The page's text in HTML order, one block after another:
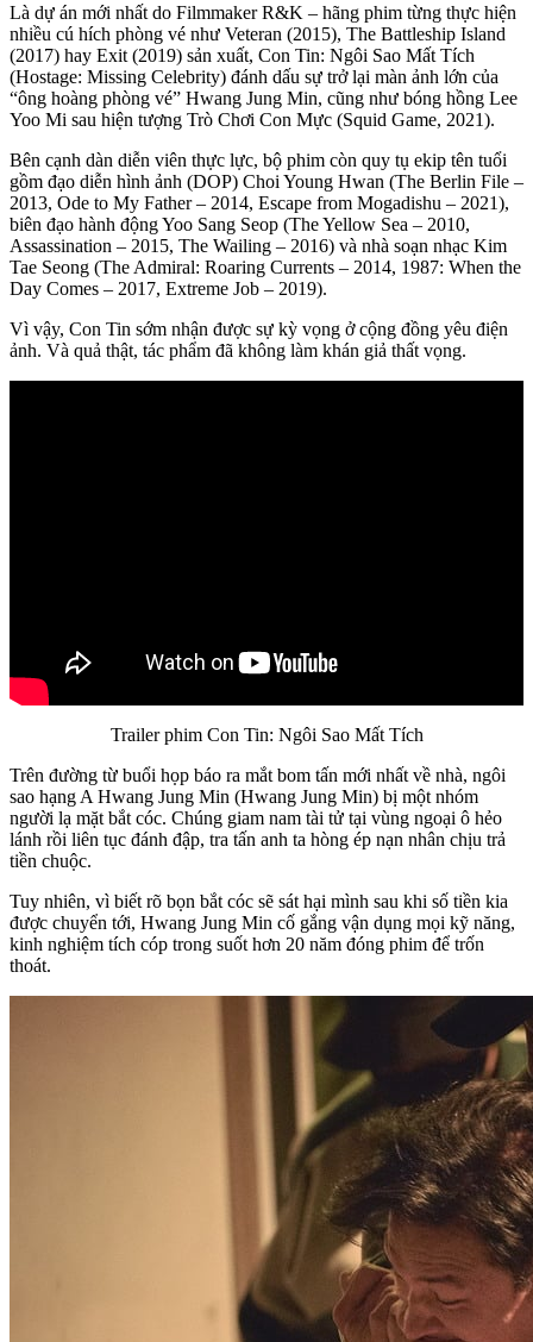
Là dự án mới nhất do Filmmaker R&K – hãng phim từng thực hiện
nhiều cú hích phòng vé như Veteran (2015), The Battleship Island
(2017) hay Exit (2019) sản xuất, Con Tin: Ngôi Sao Mất Tích
(Hostage: Missing Celebrity) đánh dấu sự trở lại màn ảnh lớn của
“ông hoàng phòng vé” Hwang Jung Min, cũng như bóng hồng Lee
Yoo Mi sau hiện tượng Trò Chơi Con Mực (Squid Game, 2021).
Bên cạnh dàn diễn viên thực lực, bộ phim còn quy tụ ekip tên tuổi
gồm đạo diễn hình ảnh (DOP) Choi Young Hwan (The Berlin File –
2013, Ode to My Father – 2014, Escape from Mogadishu – 2021),
biên đạo hành động Yoo Sang Seop (The Yellow Sea – 2010,
Assassination – 2015, The Wailing – 2016) và nhà soạn nhạc Kim
Tae Seong (The Admiral: Roaring Currents – 2014, 1987: When the
Day Comes – 2017, Extreme Job – 2019).
Vì vậy, Con Tin sớm nhận được sự kỳ vọng ở cộng đồng yêu điện
ảnh. Và quả thật, tác phẩm đã không làm khán giả thất vọng.
Trailer phim Con Tin: Ngôi Sao Mất Tích
Trên đường từ buổi họp báo ra mắt bom tấn mới nhất về nhà, ngôi
sao hạng A Hwang Jung Min (Hwang Jung Min) bị một nhóm
người lạ mặt bắt cóc. Chúng giam nam tài tử tại vùng ngoại ô hẻo
lánh rồi liên tục đánh đập, tra tấn anh ta hòng ép nạn nhân chịu trả
tiền chuộc.
Tuy nhiên, vì biết rõ bọn bắt cóc sẽ sát hại mình sau khi số tiền kia
được chuyển tới, Hwang Jung Min cố gắng vận dụng mọi kỹ năng,
kinh nghiệm tích cóp trong suốt hơn 20 năm đóng phim để trốn
thoát.